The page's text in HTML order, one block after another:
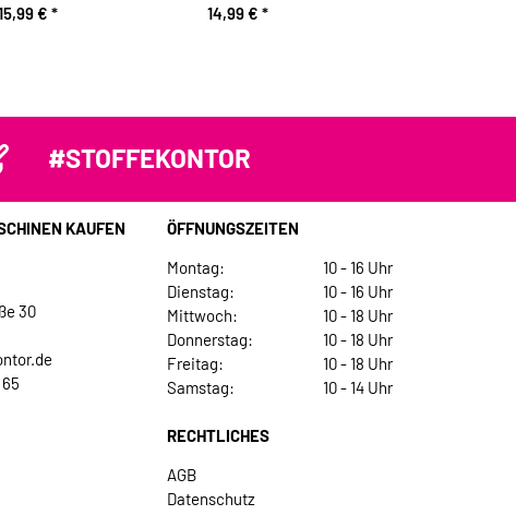
€ * 14,99 € *
#STOFFEKONTOR
KAUFEN
30
ÖFFNUNGSZEITEN
Montag:
10 - 16 Uhr
Dienstag:
10 - 16 Uhr
Mittwoch:
10 - 18 Uhr
Donnerstag:
10 - 18 Uhr
Freitag:
10 - 18 Uhr
Samstag:
10 - 14 Uhr
RECHTLICHES
AGB
Datenschutz